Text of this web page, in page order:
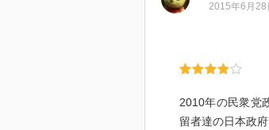
2015年6月28
2010年の民衆党
留者達の日本政